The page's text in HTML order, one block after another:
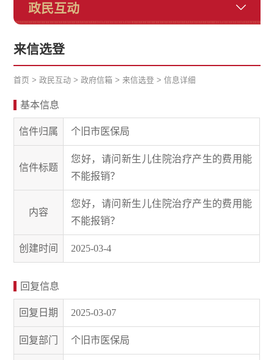
政民互动
来信选登
首页 >政民互动 >政府信箱 >来信选登 >信息详细
基本信息
信件归属 个旧市医保局
信件标题
您好，请问新生儿住院治疗产生的费用能
不能报销？
内容
您好，请问新生儿住院治疗产生的费用能
不能报销？
创建时间 2025-03-4
回复信息
回复日期 2025-03-07
回复部门 个旧市医保局